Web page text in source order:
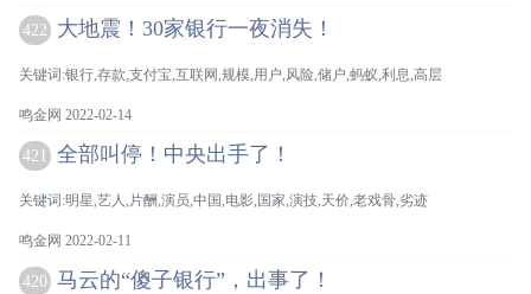
422 大地震！30家银行一夜消失！
关键词:银行,存款,支付宝,互联网,规模,用户,风险,储户,蚂蚁,利息,高层
鸣金网 2022-02-14
421 全部叫停！中央出手了！
关键词:明星,艺人,片酬,演员,中国,电影,国家,演技,天价,老戏骨,劣迹
鸣金网 2022-02-11
420 马云的“傻子银行”，出事了！